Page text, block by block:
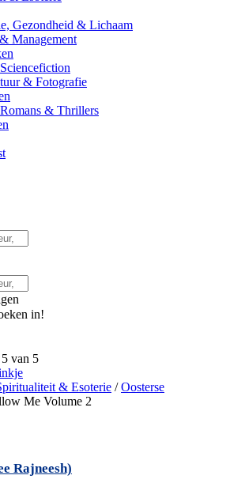
Gezondheid & Lichaam
Management
& Fotografie
& Thrillers
in!
van 5
& Esoterie /Oosterse
Me Volume 2
Rajneesh)